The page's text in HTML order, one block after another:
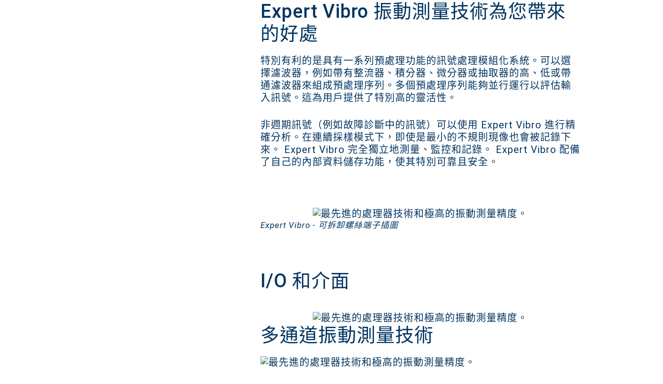
Expert Vibro 振動測量技術為您帶來
的好處
特別有利的是具有一系列預處理功能的訊號處理模組化系統。可以選
擇濾波器，例如帶有整流器、積分器、微分器或抽取器的高、低或帶
通濾波器來組成預處理序列。多個預處理序列能夠並行運行以評估輸
入訊號。這為用戶提供了特別高的靈活性。
非週期訊號（例如故障診斷中的訊號）可以使用 Expert Vibro 進行精
確分析。在連續採樣模式下，即使是最小的不規則現像也會被記錄下
來。 Expert Vibro 完全獨立地測量、監控和記錄。 Expert Vibro 配備
了自己的內部資料儲存功能，使其特別可靠且安全。
Expert Vibro - 可拆卸螺絲端子插圖
I/O 和介面
多通道振動測量技術